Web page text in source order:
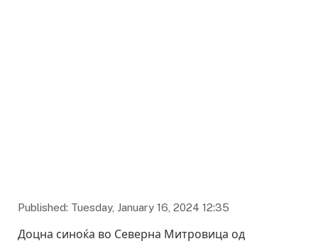
Published: Tuesday, January 16, 2024 12:35
Доцна синоќа во Северна Митровица од